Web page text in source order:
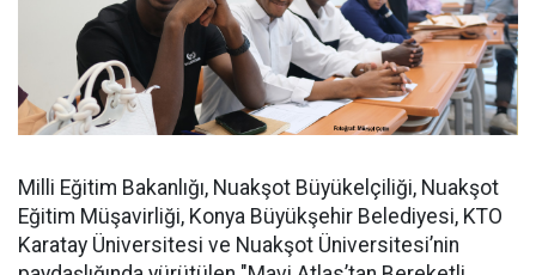
Milli Eğitim Bakanlığı, Nuakşot Büyükelçiliği, Nuakşot
Eğitim Müşavirliği, Konya Büyükşehir Belediyesi, KTO
Karatay Üniversitesi ve Nuakşot Üniversitesi’nin